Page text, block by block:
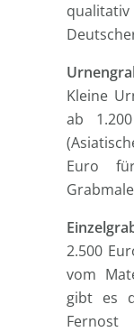
Kleine
ab
Euro
2.500
vom
gibt es